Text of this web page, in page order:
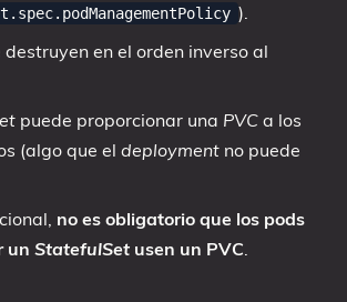
).
destruyen en el orden inverso al
puede proporcionar una PVC a los
(algo que el deployment no puede
no es obligatorio que los pods
un StatefulSet usen un PVC.